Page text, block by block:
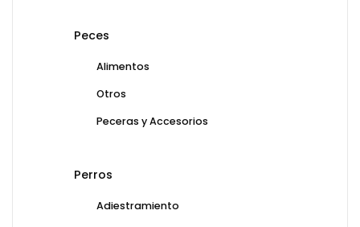
Peces
Alimentos
Otros
Peceras y Accesorios
Perros
Adiestramiento